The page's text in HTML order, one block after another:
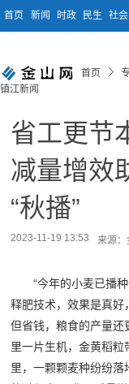
首页 新闻 时政 民生 社会
首页
镇江新闻
省工更节
减量增效
“秋播”
2023-11-19 13:53 来源：
“今年的小麦已播
释肥技术，效果是真好
但省钱，粮食的产量还
里一片生机，金黄稻粒
里，一颗颗麦种纷纷